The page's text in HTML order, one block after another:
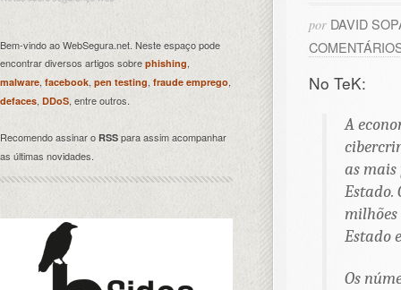
por DAVID
No TeK:
A
as mais
Estado.
milhões
Estado
Os
Bem-vindo ao WebSegura.net. Neste espaço pode
encontrar diversos artigos sobre phishing,
malware, facebook, pen testing fraude emprego,
defaces, DDoS, entre outros.
Recomendo assinar o RSS para assim acompanhar
as últimas novidades.